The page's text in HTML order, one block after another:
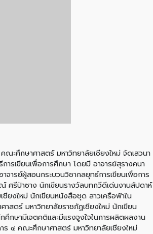
ะศึกษาศาสตร์ มหาวิทยาลัยเชียงใหม่ จัดเสวนา
รเขียนเพื่อการศึกษา โดยมี อาจารย์สุรางคนา
จารย์ผู้สอนกระบวนวิชากลยุทธ์การเขียนเพื่อการ
ศรีป่าซาง นักเขียนรางวัลบทกวีดีเด่นงานสัปดาห์
งใหม่ นักเขียนหนังสือชุด สาวเครือฟ้าใน
สตร์ มหาวิทยาลัยราชภัฏเชียงใหม่ นักเขียน
กษามีเจตคติและมีแรงจูงใจในการผลิตผลงาน
๔ คณะศึกษาศาสตร์ มหาวิทยาลัยเชียงใหม่